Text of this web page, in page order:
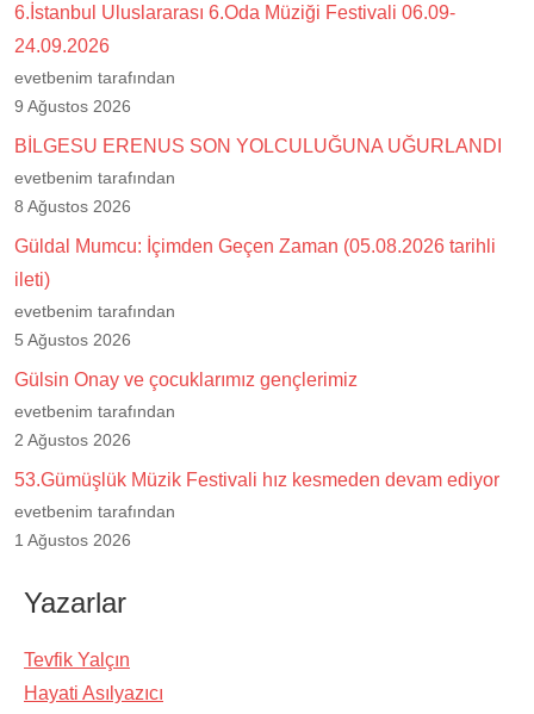
6.İstanbul Uluslararası 6.Oda Müziği Festivali 06.09-
24.09.2026
evetbenim tarafından
9 Ağustos 2026
BİLGESU ERENUS SON YOLCULUĞUNA UĞURLANDI
evetbenim tarafından
8 Ağustos 2026
Güldal Mumcu: İçimden Geçen Zaman (05.08.2026 tarihli
ileti)
evetbenim tarafından
5 Ağustos 2026
Gülsin Onay ve çocuklarımız gençlerimiz
evetbenim tarafından
2 Ağustos 2026
53.Gümüşlük Müzik Festivali hız kesmeden devam ediyor
evetbenim tarafından
1 Ağustos 2026
Yazarlar
Tevfik Yalçın
Hayati Asılyazıcı